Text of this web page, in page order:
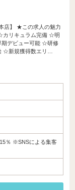
店】 ★この求人の魅力
リキュラム完備 ☆明
デビュー可能 ☆研修
☆新規獲得数エリ…
％ ※SNSによる集客